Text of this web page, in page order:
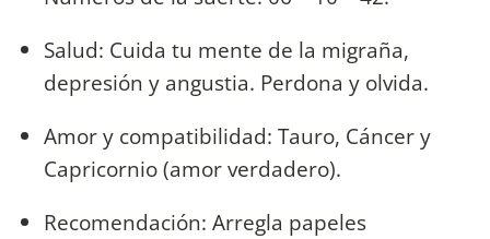
Salud: Cuida tu mente de la migraña,
depresión y angustia. Perdona y olvida.
Amor y compatibilidad: Tauro, Cáncer y
Capricornio (amor verdadero).
Recomendación: Arregla papeles